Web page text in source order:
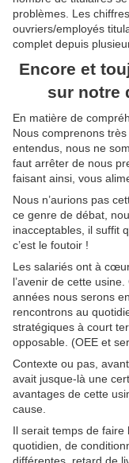
problèmes. Les
ouvriers/employés
complet depuis
Encore et
sur notre
En matière de
Nous comprenons
entendus, nous ne
faut arrêter de nous
faisant ainsi, vous
Nous n’aurions pas
ce genre de débat,
inacceptables, il suffit
c’est le foutoir !
Les salariés ont à
l’avenir de cette
années nous serons
rencontrons au
stratégiques à court
opposable. (OEE et
Contexte ou pas,
avait jusque-là une
avantages de cette
cause.
Il serait temps de faire
quotidien, de